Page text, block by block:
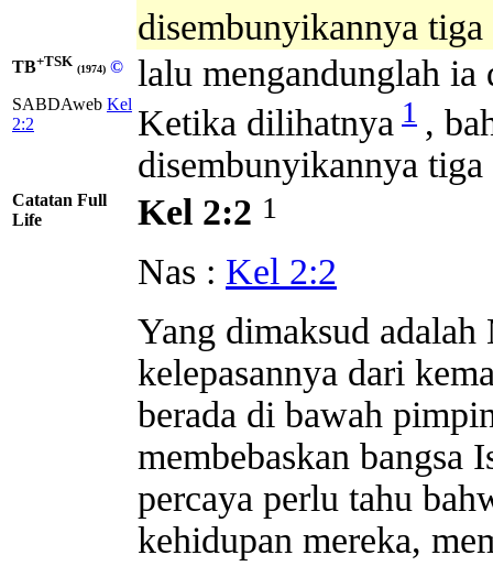
disembunyikannya tiga
TB+TSK (1974) ©
SABDAweb Kel
2:2
lalu mengandunglah
Ketika dilihatnya 1 ,
disembunyikannya
Catatan Full
Life
Kel 2:2 1
Nas : Kel 2:2
Yang dimaksud
kelepasannya dari
berada di bawah
membebaskan bangsa
percaya perlu tahu
kehidupan mereka,